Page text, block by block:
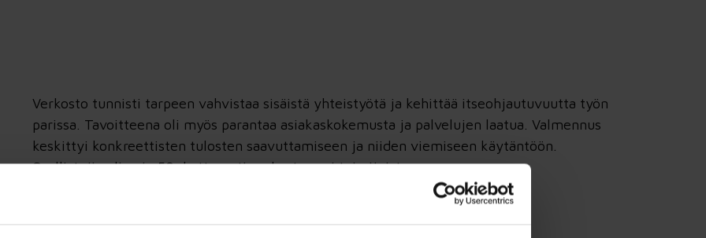
Verkosto tunnisti tarpeen vahvistaa sisäistä yhteistyötä ja kehittää itseohjautuvuutta työn
parissa. Tavoitteena oli myös parantaa asiakaskokemusta ja palvelujen laatua. Valmennus
keskittyi konkreettisten tulosten saavuttamiseen ja niiden viemiseen käytäntöön.
Osallistujia oli noin 50, kattavasti verkoston eri toimijoista